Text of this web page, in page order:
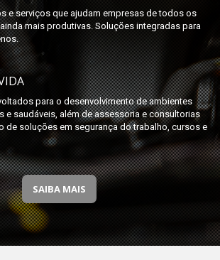
e serviços que ajudam empresas de todos os
mais produtivas. Soluções integradas para
para o desenvolvimento de ambientes
e saudáveis, além de assessoria e consultorias
de soluções em segurança do trabalho, cursos e
SAIBA MAIS